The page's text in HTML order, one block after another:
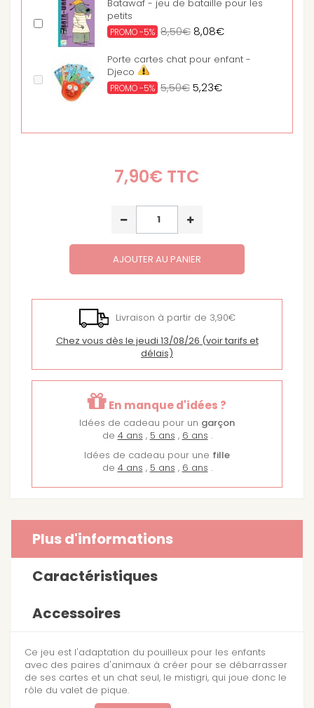
Batawaf - jeu de bataille pour les
petits
PROMO -5% 8,50€ 8,08€
Porte cartes chat pour enfant -
Djeco
PROMO -5% 5,50€5,23€
7,90€ TTC
AJOUTER AU PANIER
Livraison à partir de 3,90€
Chez vous dès le jeudi 13/08/26 (voir tarifs et
délais)
En manque d'idées ?
Idées de cadeau pour un garçon
de 4 ans , 5 ans , 6 ans .
Idées de cadeau pour une fille
de 4 ans , 5 ans , 6 ans .
Plus d'informations
Caractéristiques
Accessoires
Ce jeu est l'adaptation du pouilleux pour les enfants
avec des paires d'animaux à créer pour se débarrasser
de ses cartes et un chat seul, le mistigri, qui joue donc le
rôle du valet de pique.